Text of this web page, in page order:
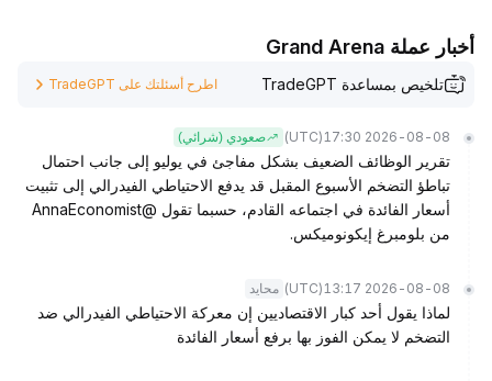
أخبار عملة Grand Arena
تلخيص بمساعدة TradeGPT اطرح أسئلتك على TradeGPT
2026-08-08 17:30
(UTC) صعودي (شرائي)
تقرير الوظائف الضعيف بشكل مفاجئ في يوليو إلى جانب احتمال
تباطؤ التضخم الأسبوع المقبل قد يدفع الاحتياطي الفيدرالي إلى تثبيت
أسعار الفائدة في اجتماعه القادم، حسبما تقول @AnnaEconomist
من بلومبرغ إيكونوميكس.
2026-08-08 13:17
(UTC) محايد
لماذا يقول أحد كبار الاقتصاديين إن معركة الاحتياطي الفيدرالي ضد
التضخم لا يمكن الفوز بها برفع أسعار الفائدة